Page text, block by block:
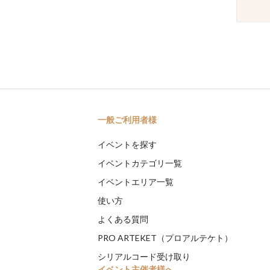
一般ご利用者様
イベントを探す
イベントカテゴリ一覧
イベントエリア一覧
使い方
よくある質問
PRO ARTEKET（プロアルテケト）
シリアルコード受け取り